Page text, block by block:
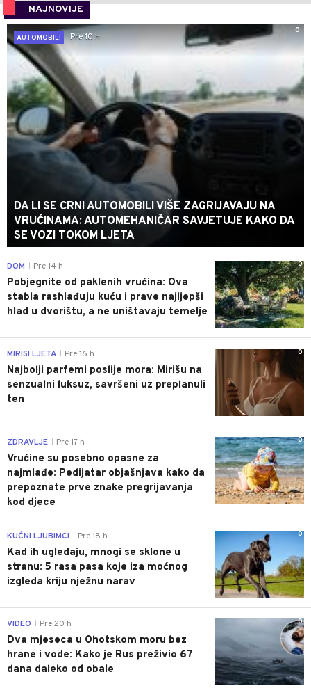
NAJNOVIJE
0
AUTOMOBILI
Pre 10 h
DA LI SE CRNI AUTOMOBILI VIŠE ZAGRIJAVAJU NA
VRUĆINAMA: AUTOMEHANIČAR SAVJETUJE KAKO DA
SE VOZI TOKOM LJETA
0
DOM Pre 14 h
Pobjegnite od paklenih vrućina: Ova
stabla rashlađuju kuću i prave najljepši
hlad u dvorištu, a ne uništavaju temelje
0
MIRISI LJETA Pre 16 h
Najbolji parfemi poslije mora: Mirišu na
senzualni luksuz, savršeni uz preplanuli
ten
0
ZDRAVLJE Pre 17 h
Vrućine su posebno opasne za
najmlađe: Pedijatar objašnjava kako da
prepoznate prve znake pregrijavanja
kod djece
0
KUĆNI LJUBIMCI Pre 18 h
Kad ih ugledaju, mnogi se sklone u
stranu: 5 rasa pasa koje iza moćnog
izgleda kriju nježnu narav
0
VIDEO Pre 20 h
Dva mjeseca u Ohotskom moru bez
hrane i vode: Kako je Rus preživio 67
dana daleko od obale